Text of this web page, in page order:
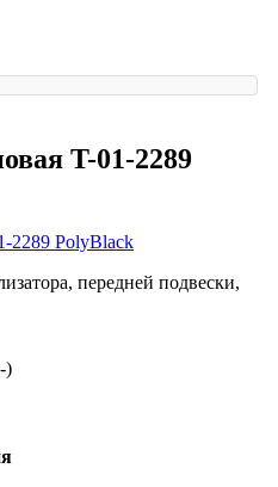
T-01-2289
передней подвески,
)